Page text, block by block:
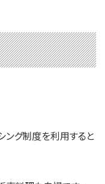
ング制度を利用すると